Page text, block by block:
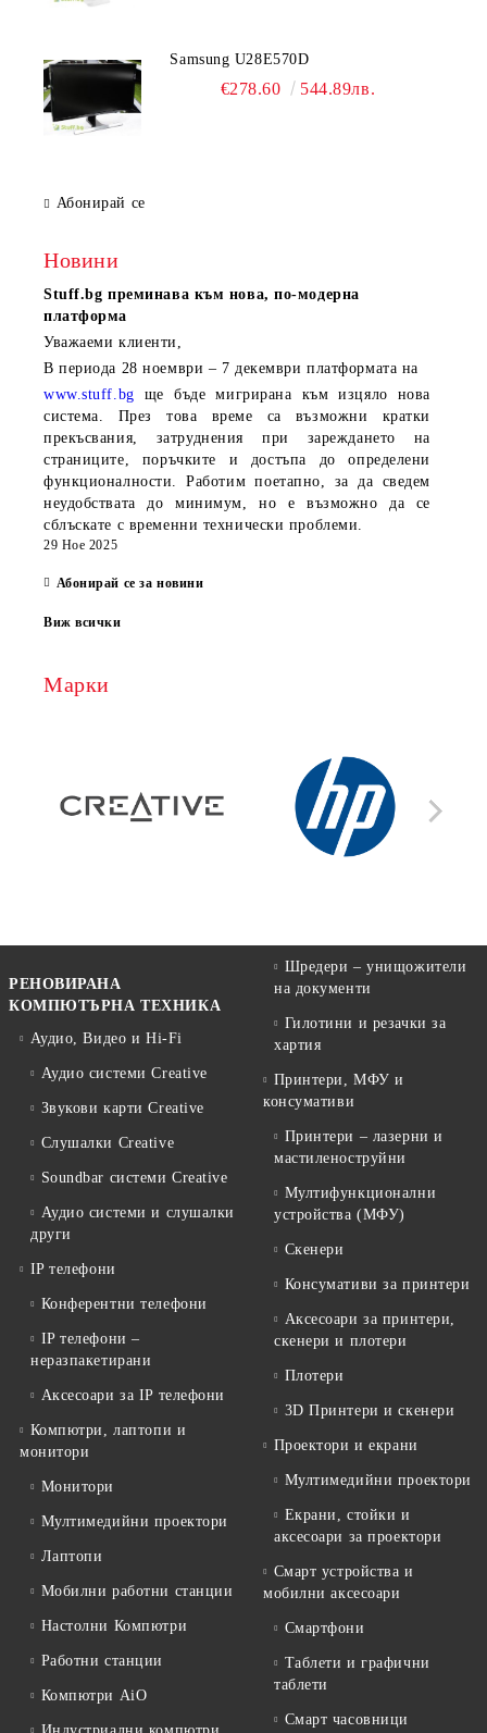
Samsung U28E570D
€278.60 544.89лв.
Абонирай се
Новини
Stuff.bg преминава към нова, по-модерна
платформа
Уважаеми клиенти,
В периода 28 ноември – 7 декември платформата на
www.stuff.bg ще бъде мигрирана към изцяло нова
система. През това време са възможни кратки
прекъсвания, затруднения при зареждането на
страниците, поръчките и достъпа до определени
функционалности. Работим поетапно, за да сведем
неудобствата до минимум, но е възможно да се
сблъскате с временни технически проблеми.
29 Ное 2025
Абонирай се за новини
Виж всички
Марки
РЕНОВИРАНА
КОМПЮТЪРНА ТЕХНИКА
Аудио, Видео и Hi-Fi
Аудио системи Creative
Звукови карти Creative
Слушалки Creative
Soundbar системи Creative
Аудио системи и слушалки
други
IP телефони
Конферентни телефони
IP телефони –
неразпакетирани
Аксесоари за IP телефони
Компютри, лаптопи и
монитори
Монитори
Мултимедийни проектори
Лаптопи
Мобилни работни станции
Настолни Компютри
Работни станции
Компютри AiO
Шредери – унищожители
на документи
Гилотини и резачки за
хартия
Принтери, МФУ и
консумативи
Принтери – лазерни и
мастиленоструйни
Мултифункционални
устройства (МФУ)
Скенери
Консумативи за принтери
Аксесоари за принтери,
скенери и плотери
Плотери
3D Принтери и скенери
Проектори и екрани
Мултимедийни проектори
Екрани, стойки и
аксесоари за проектори
Смарт устройства и
мобилни аксесоари
Смартфони
Таблети и графични
таблети
Смарт часовници